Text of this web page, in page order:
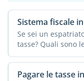
Sistema fiscale
Se sei un
tasse? Quali sono
Pagare le tasse